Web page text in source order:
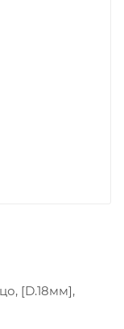
[D.18мм],